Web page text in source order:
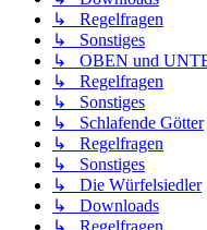
↳ Regelfragen
↳ Sonstiges
↳ OBEN und
↳ Regelfragen
↳ Sonstiges
↳ Schlafende Götter
↳ Regelfragen
↳ Sonstiges
↳ Die Würfelsiedler
↳ Downloads